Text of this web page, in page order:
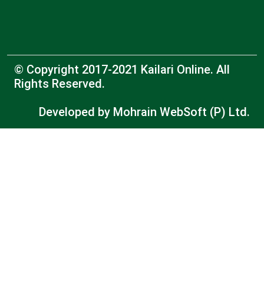
© Copyright 2017-2021 Kailari Online. All
Rights Reserved.
Developed by Mohrain WebSoft (P) Ltd.